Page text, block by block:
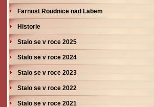
Farnost Roudnice nad Labem
Historie
Stalo se v roce 2025
Stalo se v roce 2024
Stalo se v roce 2023
Stalo se v roce 2022
Stalo se v roce 2021